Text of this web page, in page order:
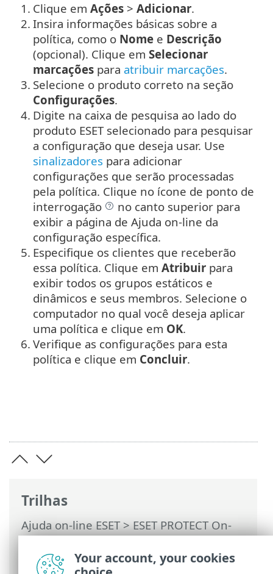
Trilhas
Ajuda on-line ESET>ESET PROTECT On-
Prem>Usando o ESET PROTECT On-Prem
ESET PROTECT On-Prem Menu principal
Políticas > Assistente de Políticas
1. Clique em Ações > Adicionar.
2. Insira informações básicas sobre a
política, como o Nome e Descrição
(opcional). Clique em Selecionar
marcações para atribuir marcações.
3. Selecione o produto correto na seção
Configurações.
4. Digite na caixa de pesquisa ao lado do
produto ESET selecionado para pesquisar
a configuração que deseja usar. Use
sinalizadores para adicionar
configurações que serão processadas
pela política. Clique no ícone de ponto de
interrogação
no canto superior para
exibir a página de Ajuda on-line da
configuração específica.
5. Especifique os clientes que receberão
essa política. Clique em Atribuir para
exibir todos os grupos estáticos e
dinâmicos e seus membros. Selecione o
computador no qual você deseja aplicar
uma política e clique em OK.
6. Verifique as configurações para esta
política e clique em Concluir.
Your account, your cookies